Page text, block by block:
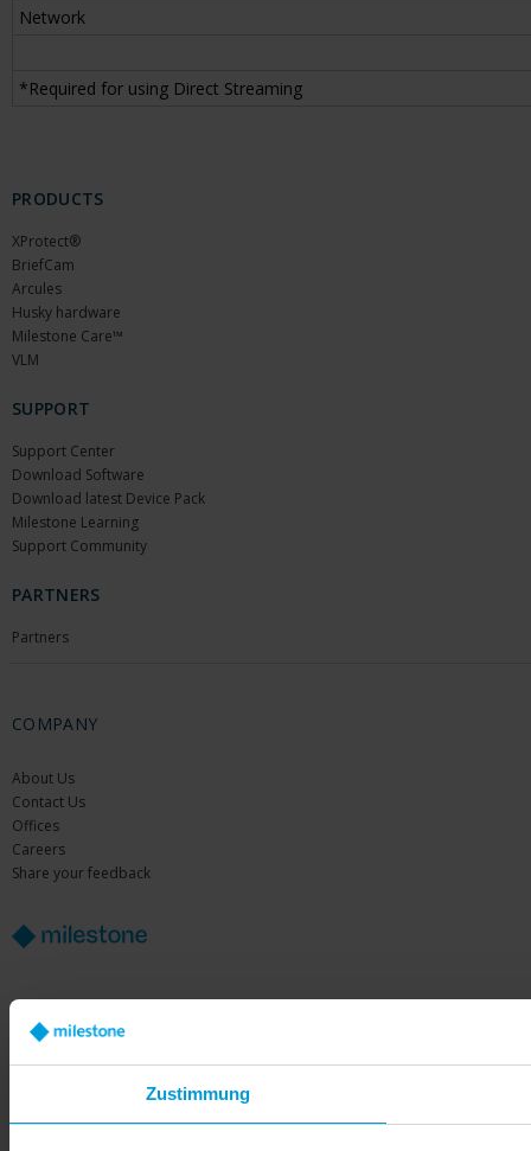
Zustimmung
Network
*Required for using Direct Streaming
PRODUCTS
XProtect®
BriefCam
Arcules
Husky hardware
Milestone Care™
VLM
SUPPORT
Support Center
Download Software
Download latest Device Pack
Milestone Learning
Support Community
PARTNERS
Partners
COMPANY
About Us
Contact Us
Offices
Careers
Share your feedback
Copyright © 2026 Milestone Systems A/S. All rights reserved.